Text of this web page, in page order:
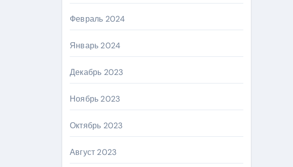
Февраль 2024
Январь 2024
Декабрь 2023
Ноябрь 2023
Октябрь 2023
Август 2023